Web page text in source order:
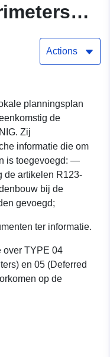
Actions
planningsplan
de
Zij
informatie die om
is toegevoegd: —
de artikelen R123-
bij de
gevoegd;
ter informatie.
over TYPE 04
en 05 (Deferred
op de